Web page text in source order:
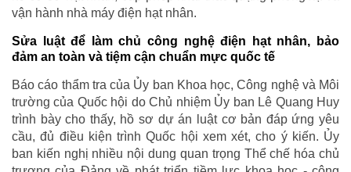
vận hành nhà máy điện hạt nhân.
Sửa luật để làm chủ công nghệ điện hạt nhân, bảo
đảm an toàn và tiệm cận chuẩn mực quốc tế
Báo cáo thẩm tra của Ủy ban Khoa học, Công nghệ và Môi
trường của Quốc hội do Chủ nhiệm Ủy ban Lê Quang Huy
trình bày cho thấy, hồ sơ dự án luật cơ bản đáp ứng yêu
cầu, đủ điều kiện trình Quốc hội xem xét, cho ý kiến. Ủy
ban kiến nghị nhiều nội dung quan trọng Thể chế hóa chủ